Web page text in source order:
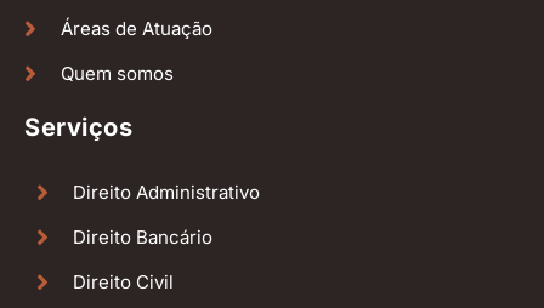
Áreas de Atuação
Quem somos
Serviços
Direito Administrativo
Direito Bancário
Direito Civil